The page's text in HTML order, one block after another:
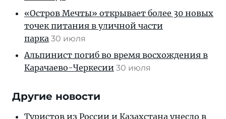
«Остров Мечты» открывает более 30 новых
точек питания в уличной части
парка 30 июля
Альпинист погиб во время восхождения в
Карачаево-Черкесии 30 июля
Другие новости
Туристов из России и Казахстана унесло в